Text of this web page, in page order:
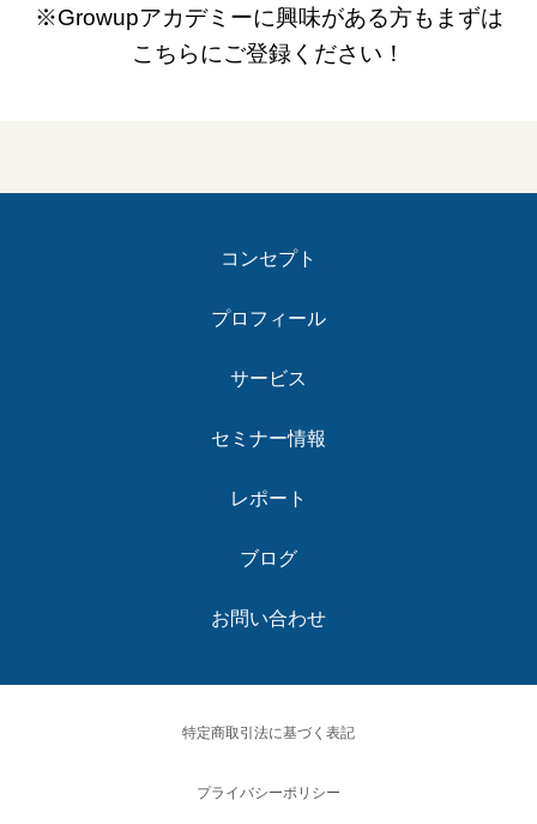
※Growupアカデミーに興味がある方もまずは
こちらにご登録ください！
コンセプト
プロフィール
サービス
セミナー情報
レポート
ブログ
お問い合わせ
特定商取引法に基づく表記
プライバシーポリシー